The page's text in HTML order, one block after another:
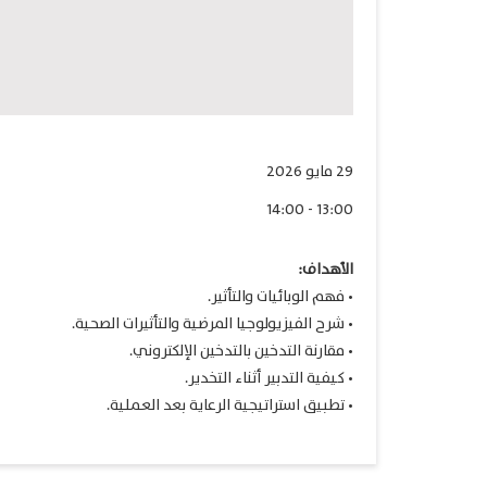
29 مايو 2026
13:00 - 14:00
الأهداف:
• فهم الوبائيات والتأثير.
• شرح الفيزيولوجيا المرضية والتأثيرات الصحية.
• مقارنة التدخين بالتدخين الإلكتروني.
• كيفية التدبير أثناء التخدير.
• تطبيق استراتيجية الرعاية بعد العملية.